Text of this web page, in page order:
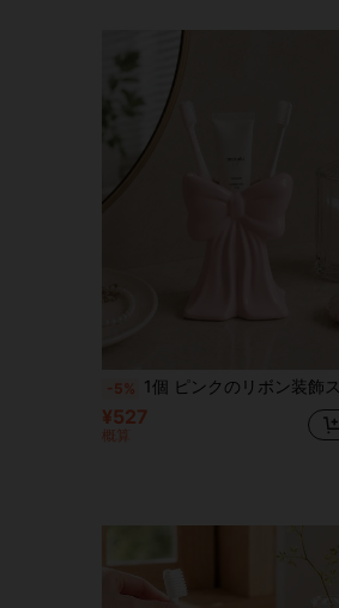
-5% 1個 ピンクのリボン装飾ストレージベース、かわいい美的スタイルの部屋の装飾、エレガントなバニティメイクブラシホルダー、花や歯ブラシを入れられる、ミニマリストのノルディックスタイルのベッドルーム、バスルームのカウンタートップオーガナイザー、女の子への素敵なギフト
¥527
概算